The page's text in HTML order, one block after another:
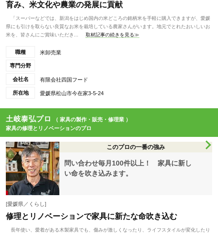
育み、米文化や農業の発展に貢献
「スーパーなどでは、新潟をはじめ国内の米どころの銘柄米を手軽に購入できますが、愛媛
県にも引けを取らない良質なお米を栽培している農家さんがいます。地元でとれたおいしいお
米を、皆さんにご賞味いただき...
取材記事の続きを見る≫
職種 米卸売業
専門分野
会社名 有限会社四国フード
所在地 愛媛県松山市今在家3-5-24
土岐泰弘プロ
（ 家具の製作・販売・修理業 ）
家具の修理とリノベーションのプロ
このプロの一番の強み
問い合わせ毎月100件以上！ 家具に新し
い命を吹き込みます。
[愛媛県／くらし]
修理とリノベーションで家具に新たな命吹き込む
長年使い、愛着がある木製家具でも、傷みが激しくなったり、ライフスタイルが変化したり